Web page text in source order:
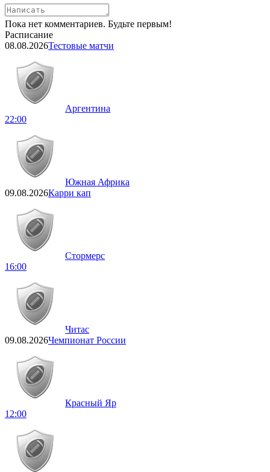
Пока нет комментариев. Будьте первым!
Расписание
08.08.2026Тестовые матчи
Аргентина
22:00
Южная Африка
09.08.2026Карри кап
Стормерс
16:00
Читас
09.08.2026Чемпионат России
Красный Яр
12:00